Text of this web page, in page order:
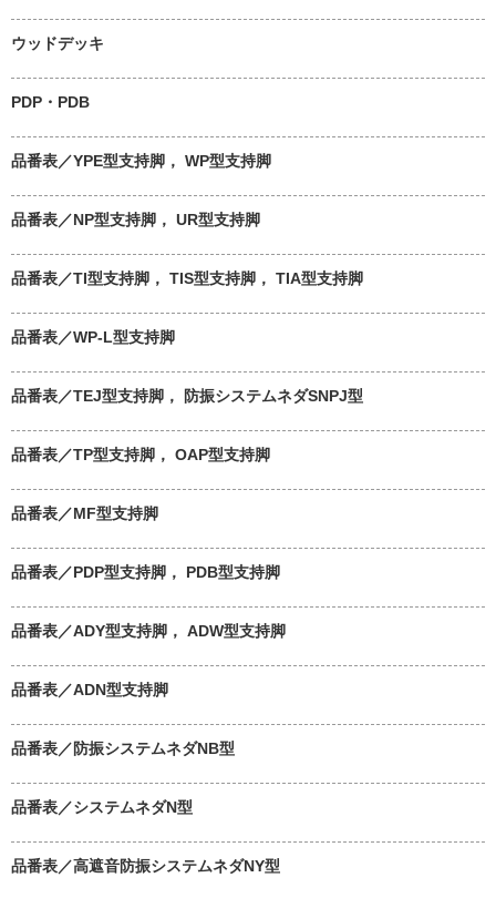
ウッドデッキ
PDP・PDB
品番表／YPE型支持脚， WP型支持脚
品番表／NP型支持脚， UR型支持脚
品番表／TI型支持脚， TIS型支持脚， TIA型支持脚
品番表／WP-L型支持脚
品番表／TEJ型支持脚， 防振システムネダSNPJ型
品番表／TP型支持脚， OAP型支持脚
品番表／MF型支持脚
品番表／PDP型支持脚， PDB型支持脚
品番表／ADY型支持脚， ADW型支持脚
品番表／ADN型支持脚
品番表／防振システムネダNB型
品番表／システムネダN型
品番表／高遮音防振システムネダNY型